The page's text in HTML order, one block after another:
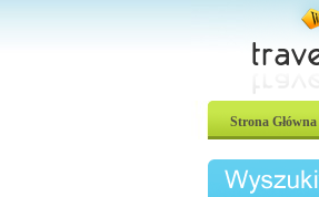
Strona Główna